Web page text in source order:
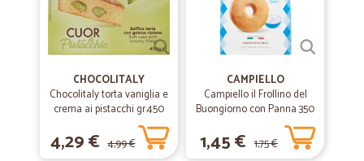
CHOCOLITALY
Chocolitaly torta vaniglia e
crema ai pistacchi gr.450
4,29 € 4,99 €
CAMPIELLO
Campiello il Frollino del
Buongiorno con Panna 350
1,45 € 1,75 €